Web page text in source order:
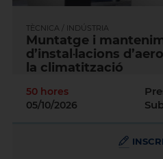
TÈCNICA / INDÚSTRIA
Muntatge i
d’instal·lacions
la climatització
50 hores
05/10/2026